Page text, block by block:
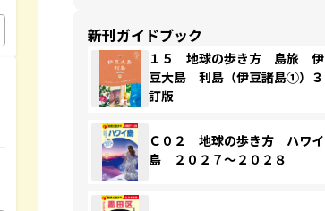
新刊ガイドブック
１５ 地球の歩き方 島旅 伊
豆大島 利島（伊豆諸島①）３
訂版
Ｃ０２ 地球の歩き方 ハワイ
島 ２０２７～２０２８